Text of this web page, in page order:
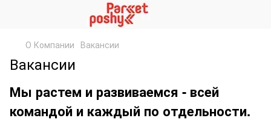
О Компании Вакансии
Вакансии
Мы растем и развиваемся - всей
командой и каждый по отдельности.